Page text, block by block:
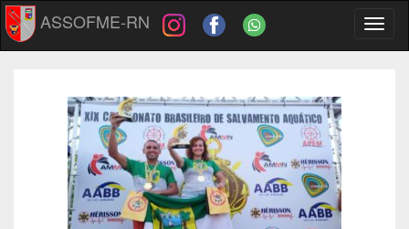
ASSOFME-RN